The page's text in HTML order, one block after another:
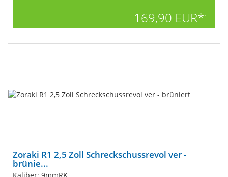
169,90 EUR*1
Zoraki R1 2,5 Zoll Schreckschussrevol ver -
brünie...